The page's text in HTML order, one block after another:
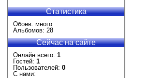
Статистика
Обоев: много
Альбомов: 28
Сейчас на сайте
Онлайн всего: 1
Гостей: 1
Пользователей: 0
С нами: